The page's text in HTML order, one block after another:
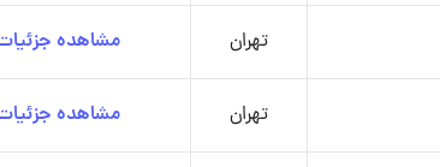
تهران مشاهده
تهران مشاهده